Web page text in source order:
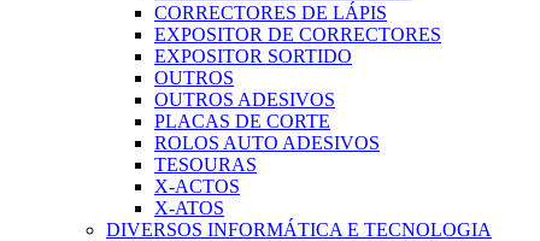
CORRECTORES DE LÁPIS
EXPOSITOR DE CORRECTORES
EXPOSITOR SORTIDO
OUTROS
OUTROS ADESIVOS
PLACAS DE CORTE
ROLOS AUTO ADESIVOS
TESOURAS
X-ACTOS
X-ATOS
DIVERSOS INFORMÁTICA E TECNOLOGIA